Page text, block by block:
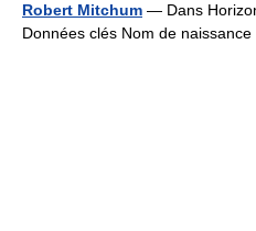
Robert Mitchum — Dans
Données clés Nom de